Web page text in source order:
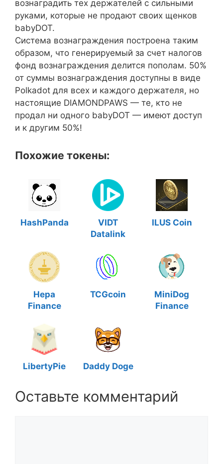
вознаградить тех держателей с сильными
руками, которые не продают своих щенков
babyDOT.
Система вознаграждения построена таким
образом, что генерируемый за счет налогов
фонд вознаграждения делится пополам. 50%
от суммы вознаграждения доступны в виде
Polkadot для всех и каждого держателя, но
настоящие DIAMONDPAWS — те, кто не
продал ни одного babyDOT — имеют доступ
и к другим 50%!
Похожие токены:
HashPanda
VIDT
Datalink
ILUS Coin
Hepa
Finance
TCGcoin
MiniDog
Finance
LibertyPie Daddy Doge
Оставьте комментарий